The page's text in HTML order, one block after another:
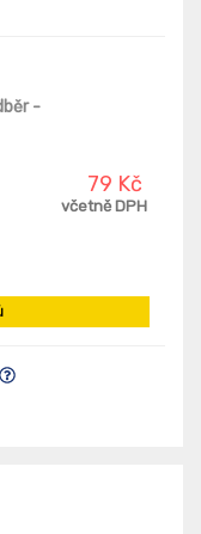
-
79 Kč
včetně DPH